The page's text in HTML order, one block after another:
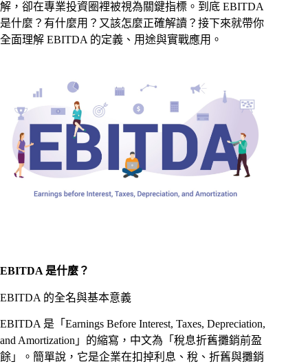
解，卻在專業投資圈裡被視為關鍵指標。到底 EBITDA
是什麼？有什麼用？又該怎麼正確解讀？接下來就帶你
全面理解 EBITDA 的定義、用途與實戰應用。
EBITDA 是什麼？
EBITDA 的全名與基本意義
EBITDA 是「Earnings Before Interest, Taxes, Depreciation,
and Amortization」的縮寫，中文為「稅息折舊攤銷前盈
餘」。簡單說，它是企業在扣掉利息、稅、折舊與攤銷